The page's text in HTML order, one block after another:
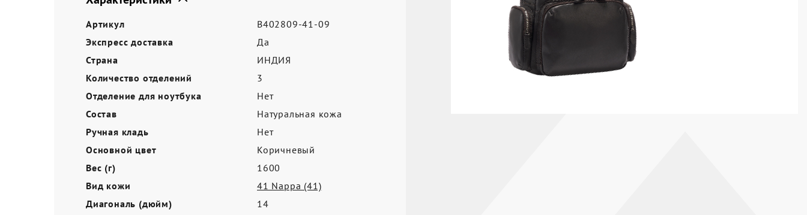
Акции
Артикул
B402809-41-09
Экспресс доставка
Да
Страна
ИНДИЯ
Количество отделений
3
Отделение для ноутбука
Нет
Состав
Натуральная кожа
Ручная кладь
Нет
Основной цвет
Коричневый
Вес (г)
1600
Вид кожи
41 Nappa (41)
Диагональ (дюйм)
14